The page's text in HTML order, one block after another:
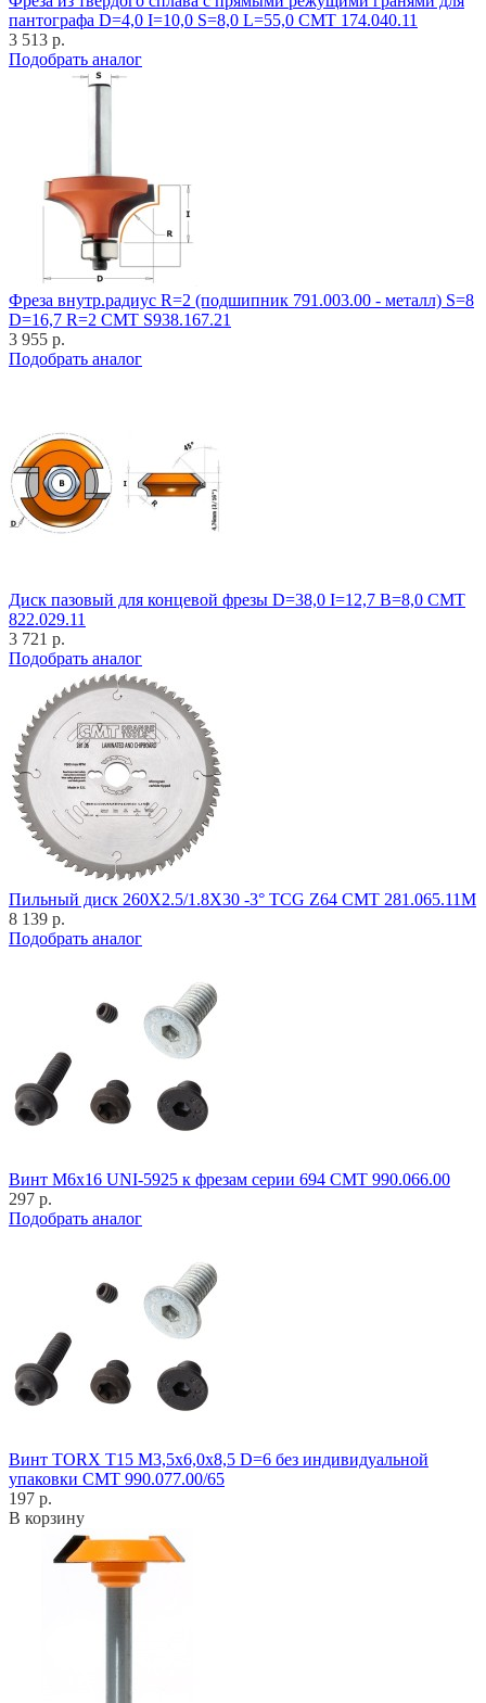
пантографа D=4,0 I=10,0 S=8,0 L=55,0 CMT 174.040.11
3 513 р.
Подобрать аналог
Фреза внутр.радиус R=2 (подшипник 791.003.00 - металл) S=8
D=16,7 R=2 CMT S938.167.21
3 955 р.
Подобрать аналог
Диск пазовый для концевой фрезы D=38,0 I=12,7 B=8,0 CMT
822.029.11
3 721 р.
Подобрать аналог
Пильный диск 260X2.5/1.8X30 -3° TCG Z64 CMT 281.065.11M
8 139 р.
Подобрать аналог
Винт M6x16 UNI-5925 к фрезам серии 694 CMT 990.066.00
297 р.
Подобрать аналог
Винт TORX T15 M3,5x6,0x8,5 D=6 без индивидуальной
упаковки CMT 990.077.00/65
197 р.
В корзину